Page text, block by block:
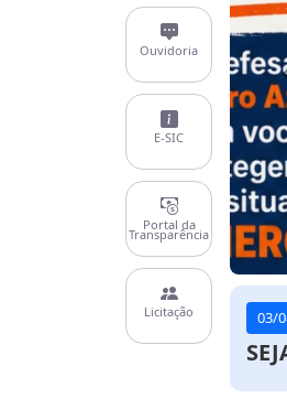
Ouvidoria
E-SIC
Portal da
Transparência
Licitação 03/